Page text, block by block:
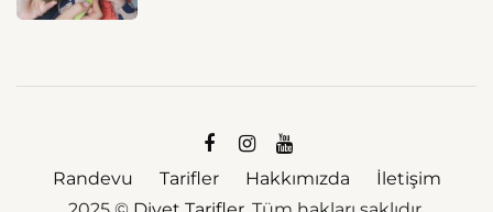
Randevu Tarifler Hakkımızda
İletişim